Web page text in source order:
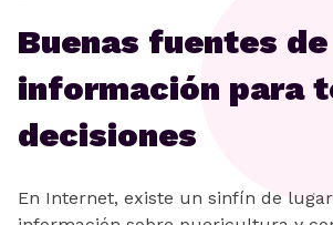
Buenas fuentes de
información para
decisiones
En Internet, existe un sinfín de